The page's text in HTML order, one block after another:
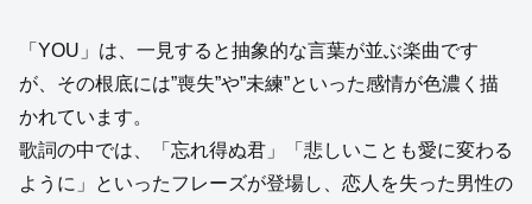
「YOU」は、一見すると抽象的な言葉が並ぶ楽曲です
が、その根底には”喪失”や”未練”といった感情が色濃く描
かれています。
歌詞の中では、「忘れ得ぬ君」「悲しいことも愛に変わる
ように」といったフレーズが登場し、恋人を失った男性の